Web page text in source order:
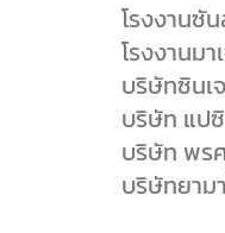
โรงงานซั
โรงงานม
บริษัทซินเ
บริษัท แป
บริษัท พร
บริษัทยาม